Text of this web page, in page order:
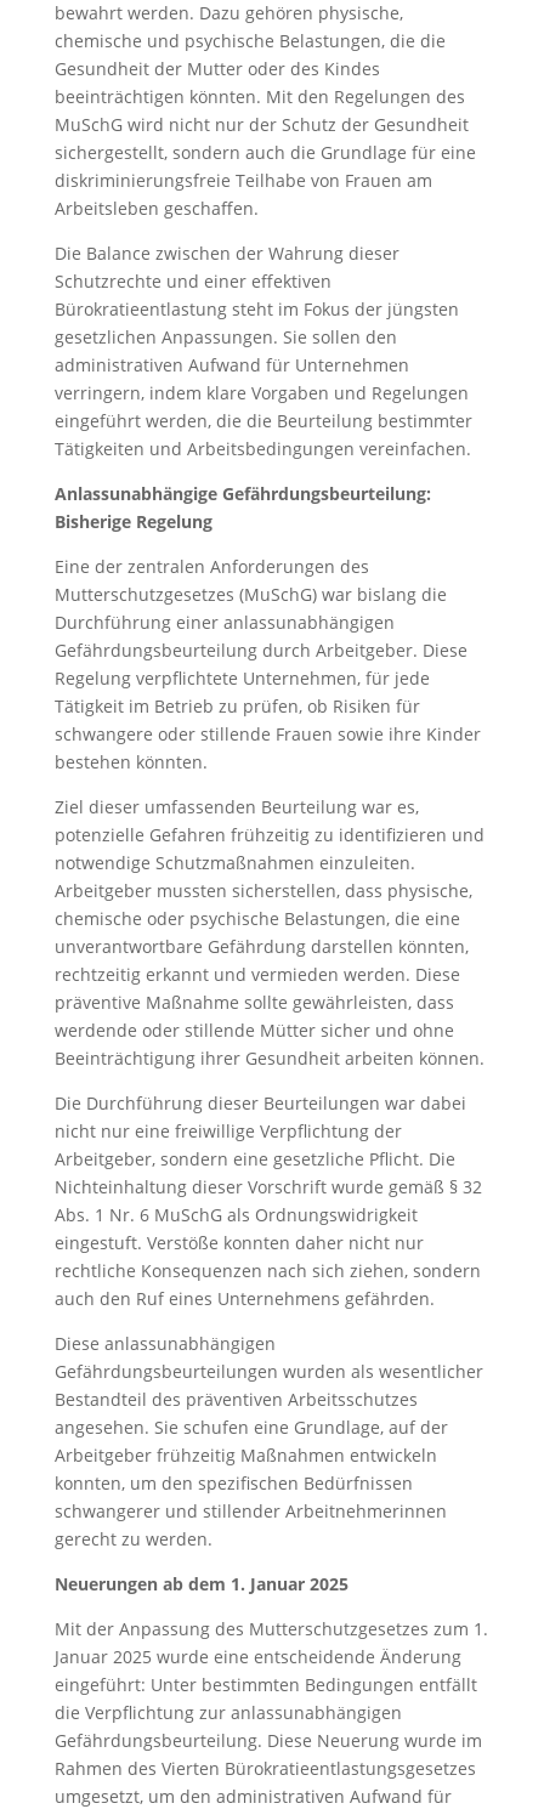
bewahrt werden. Dazu gehören physische,
chemische und psychische Belastungen, die die
Gesundheit der Mutter oder des Kindes
beeinträchtigen könnten. Mit den Regelungen des
MuSchG wird nicht nur der Schutz der Gesundheit
sichergestellt, sondern auch die Grundlage für eine
diskriminierungsfreie Teilhabe von Frauen am
Arbeitsleben geschaffen.
Die Balance zwischen der Wahrung dieser
Schutzrechte und einer effektiven
Bürokratieentlastung steht im Fokus der jüngsten
gesetzlichen Anpassungen. Sie sollen den
administrativen Aufwand für Unternehmen
verringern, indem klare Vorgaben und Regelungen
eingeführt werden, die die Beurteilung bestimmter
Tätigkeiten und Arbeitsbedingungen vereinfachen.
Anlassunabhängige Gefährdungsbeurteilung:
Bisherige Regelung
Eine der zentralen Anforderungen des
Mutterschutzgesetzes (MuSchG) war bislang die
Durchführung einer anlassunabhängigen
Gefährdungsbeurteilung durch Arbeitgeber. Diese
Regelung verpflichtete Unternehmen, für jede
Tätigkeit im Betrieb zu prüfen, ob Risiken für
schwangere oder stillende Frauen sowie ihre Kinder
bestehen könnten.
Ziel dieser umfassenden Beurteilung war es,
potenzielle Gefahren frühzeitig zu identifizieren und
notwendige Schutzmaßnahmen einzuleiten.
Arbeitgeber mussten sicherstellen, dass physische,
chemische oder psychische Belastungen, die eine
unverantwortbare Gefährdung darstellen könnten,
rechtzeitig erkannt und vermieden werden. Diese
präventive Maßnahme sollte gewährleisten, dass
werdende oder stillende Mütter sicher und ohne
Beeinträchtigung ihrer Gesundheit arbeiten können.
Die Durchführung dieser Beurteilungen war dabei
nicht nur eine freiwillige Verpflichtung der
Arbeitgeber, sondern eine gesetzliche Pflicht. Die
Nichteinhaltung dieser Vorschrift wurde gemäß § 32
Abs. 1 Nr. 6 MuSchG als Ordnungswidrigkeit
eingestuft. Verstöße konnten daher nicht nur
rechtliche Konsequenzen nach sich ziehen, sondern
auch den Ruf eines Unternehmens gefährden.
Diese anlassunabhängigen
Gefährdungsbeurteilungen wurden als wesentlicher
Bestandteil des präventiven Arbeitsschutzes
angesehen. Sie schufen eine Grundlage, auf der
Arbeitgeber frühzeitig Maßnahmen entwickeln
konnten, um den spezifischen Bedürfnissen
schwangerer und stillender Arbeitnehmerinnen
gerecht zu werden.
Neuerungen ab dem 1. Januar 2025
Mit der Anpassung des Mutterschutzgesetzes zum 1.
Januar 2025 wurde eine entscheidende Änderung
eingeführt: Unter bestimmten Bedingungen entfällt
die Verpflichtung zur anlassunabhängigen
Gefährdungsbeurteilung. Diese Neuerung wurde im
Rahmen des Vierten Bürokratieentlastungsgesetzes
umgesetzt, um den administrativen Aufwand für